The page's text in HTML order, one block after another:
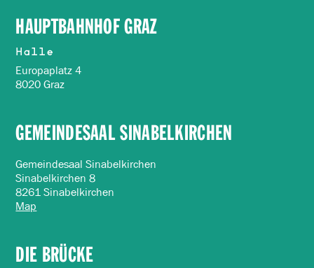
HAUPTBAHNHOF GRAZ
Halle
Europaplatz 4
8020 Graz
GEMEINDESAAL SINABELKIRCHEN
Gemeindesaal Sinabelkirchen
Sinabelkirchen 8
8261 Sinabelkirchen
Map
DIE BRÜCKE